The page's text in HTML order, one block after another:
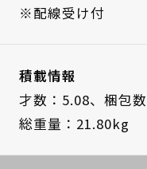
※配線受け付
積載情報
才数：5.08、 梱包数
総重量：21.80kg